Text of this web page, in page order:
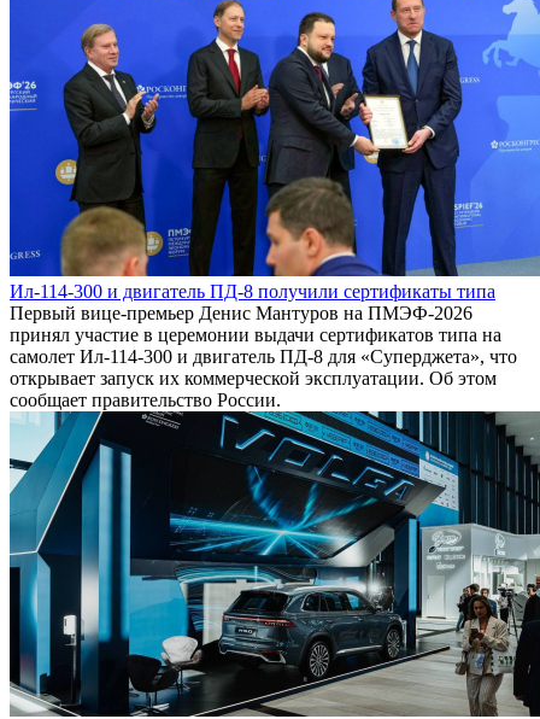
Ил-114-300 и двигатель ПД-8 получили сертификаты типа
Первый вице-премьер Денис Мантуров на ПМЭФ-2026
принял участие в церемонии выдачи сертификатов типа на
самолет Ил-114-300 и двигатель ПД-8 для «Суперджета», что
открывает запуск их коммерческой эксплуатации. Об этом
сообщает правительство России.